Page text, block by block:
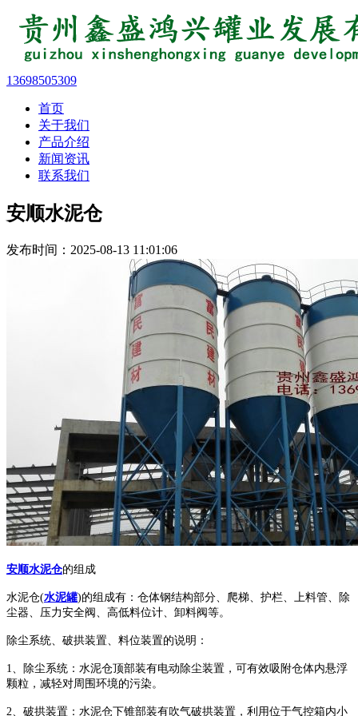
13698505309
首页
关于我们
产品介绍
新闻资讯
联系我们
安顺水泥仓
发布时间：2025-08-13 11:01:06
安顺水泥仓的组成
水泥仓(水泥罐)的组成有：仓体钢结构部分、爬梯、护栏、上料管、除
尘器、压力安全阀、高低料位计、卸料阀等。
除尘系统、破拱装置、料位装置的说明：
1、除尘系统：水泥仓顶部装有电动除尘装置，可有效吸附仓体内悬浮
颗粒，减轻对周围环境的污染。
2、破拱装置：水泥仓下锥部装有吹气破拱装置，利用位于气控箱内小